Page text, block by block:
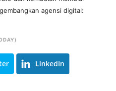
agensi digital:
LinkedIn